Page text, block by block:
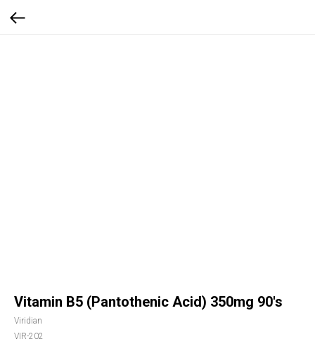
Vitamin B5 (Pantothenic Acid) 350mg 90's
Viridian
VIR-202